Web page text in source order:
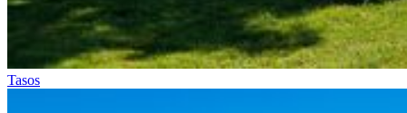
Tasos